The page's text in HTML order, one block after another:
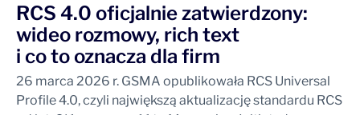
RCS 4.0 oficjalnie zatwierdzony:
wideo rozmowy, rich text
i co to oznacza dla firm
26 marca 2026 r. GSMA opublikowała RCS Universal
Profile 4.0, czyli największą aktualizację standardu RCS